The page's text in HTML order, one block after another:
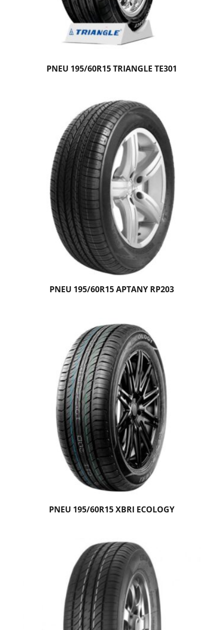
PNEU 195/60R15 TRIANGLE TE301
PNEU 195/60R15 APTANY RP203
PNEU 195/60R15 XBRI ECOLOGY